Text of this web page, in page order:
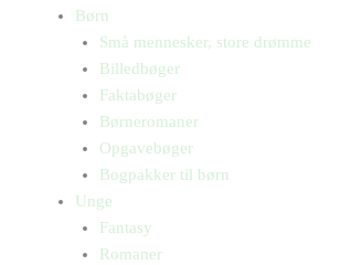
Børn
Små mennesker, store drømme
Billedbøger
Faktabøger
Børneromaner
Opgavebøger
Bogpakker til børn
Unge
Fantasy
Romaner